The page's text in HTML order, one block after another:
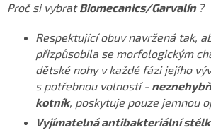
Proč si vybratBiomecanics/Garvalín ?
Respektující obuv navržená tak,
přizpůsobila se morfologickým
dětské nohy v každé fázi jejího
s potřebnou volností -
kotník, poskytuje pouze jemnou
Vyjímatelná antibakteriální